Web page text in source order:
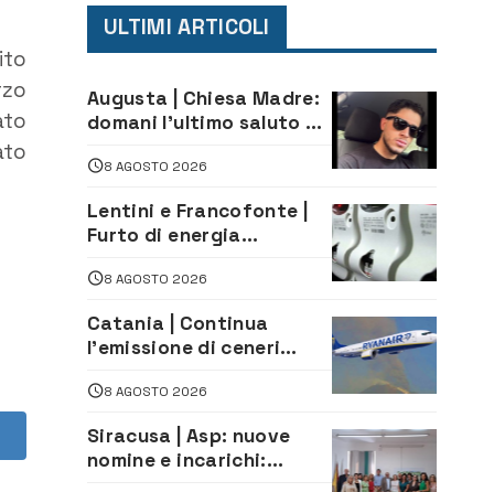
ULTIMI ARTICOLI
Augusta | Chiesa Madre:
domani l’ultimo saluto ad
morto in un incidente
8 AGOSTO 2026
Lentini e Francofonte |
Furto di energia
persone
8 AGOSTO 2026
Catania | Continua
l’emissione di ceneri
attività all’aeroporto di
Fontanarossa
8 AGOSTO 2026
Siracusa | Asp: nuove
nomine e incarichi: